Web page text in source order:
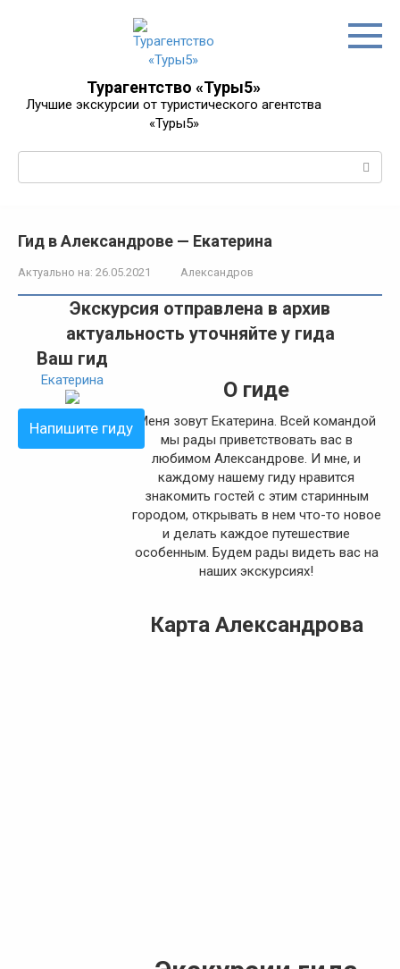
Турагентство «Туры5»
Лучшие экскурсии от туристического агентства
«Туры5»
Гид в Александрове — Екатерина
Актуально на: 26.05.2021 Александров
Экскурсия отправлена в архив
актуальность уточняйте у гида
Ваш гид
Екатерина
Напишите гиду
О гиде
Меня зовут Екатерина. Всей командой
мы рады приветствовать вас в
любимом Александрове. И мне, и
каждому нашему гиду нравится
знакомить гостей с этим старинным
городом, открывать в нем что-то новое
и делать каждое путешествие
особенным. Будем рады видеть вас на
наших экскурсиях!
Карта Александрова